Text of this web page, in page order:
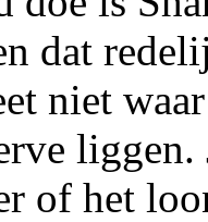
dat
niet
of het